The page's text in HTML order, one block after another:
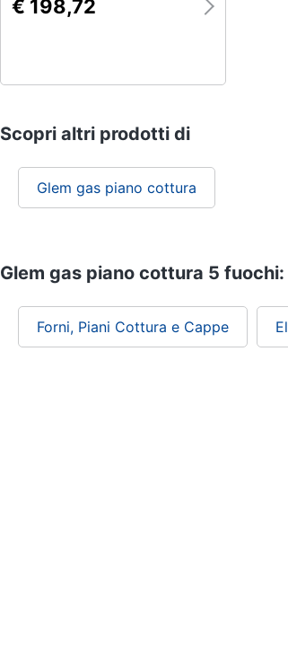
€ 198,72
Scopri altri prodotti di
Glem gas piano cottura
Glem gas piano cottura 5
Forni, Piani Cottura e Cappe